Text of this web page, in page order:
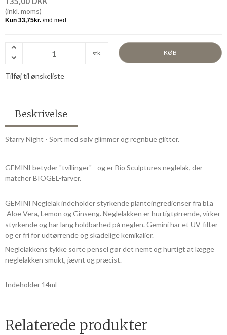
(inkl. moms)
stk. KØB
Tilføj til ønskeliste
Beskrivelse
Starry Night - Sort med sølv glimmer og regnbue glitter.
GEMINI betyder "tvillinger" - og er Bio Sculptures neglelak, der
matcher BIOGEL-farver.
GEMINI Neglelak indeholder styrkende planteingredienser fra bl.a
Aloe Vera, Lemon og Ginseng. Neglelakken er hurtigtørrende, virker
styrkende og har lang holdbarhed på neglen. Gemini har et UV-filter
og er fri for udtørrende og skadelige kemikalier.
Neglelakkens tykke sorte pensel gør det nemt og hurtigt at lægge
neglelakken smukt, jævnt og præcist.
Indeholder 14ml
Relaterede produkter